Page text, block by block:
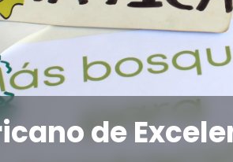
de